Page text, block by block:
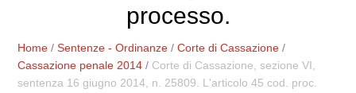
processo.
Home /Sentenze - Ordinanze /Corte di Cassazione /
Cassazione penale 2014 / Corte di Cassazione, sezione VI,
sentenza 16 giugno 2014, n. 25809. L'articolo 45 cod. proc.